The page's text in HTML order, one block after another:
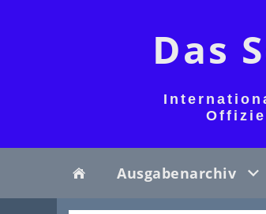
Das
Ausgabenarchiv